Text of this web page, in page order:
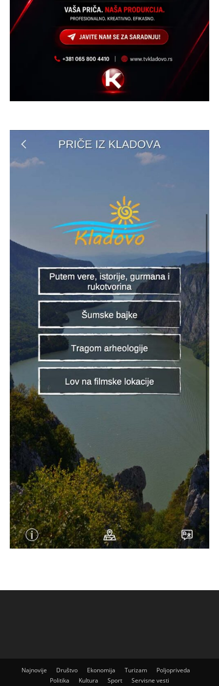
Najnovije Društvo Ekonomija Turizam
Poljopriveda
Politika
Kultura Sport Servisne vesti